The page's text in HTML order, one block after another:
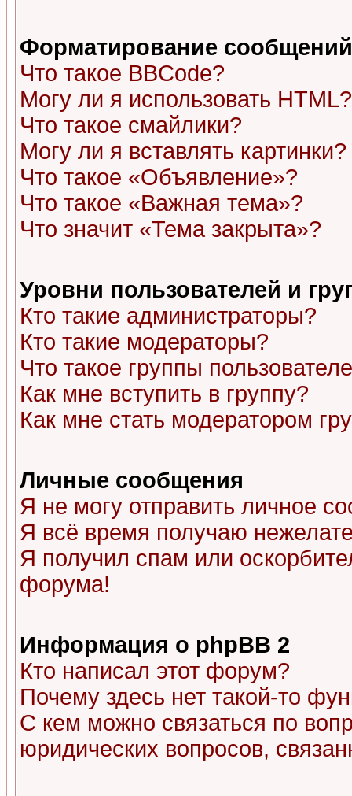
Форматирование
Что такое BBCode?
Могу ли я использовать HTML?
Что такое смайлики?
Могу ли я вставлять картинки?
Что такое «Объявление»?
Что такое «Важная тема»?
Что значит «Тема закрыта»?
Уровни пользователей и
Кто такие администраторы?
Кто такие модераторы?
Что такое группы
Как мне вступить в группу?
Как мне стать модератором
Личные сообщения
Я не могу отправить личное
Я всё время получаю
Я получил спам или
форума!
Информация о phpBB 2
Кто написал этот форум?
Почему здесь нет такой-то
С кем можно связаться по
юридических вопросов,